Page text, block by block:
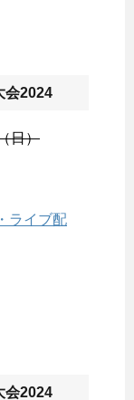
会2024
日）
ライブ配
会2024